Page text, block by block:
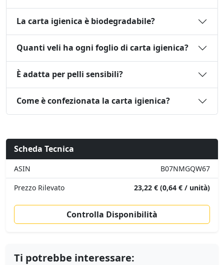
La carta igienica è biodegradabile?
Quanti veli ha ogni foglio di carta igienica?
È adatta per pelli sensibili?
Come è confezionata la carta igienica?
Scheda Tecnica
ASIN
B07NMGQW67
Prezzo Rilevato
23,22 € (0,64 € / unità)
Controlla Disponibilità
Ti potrebbe interessare: